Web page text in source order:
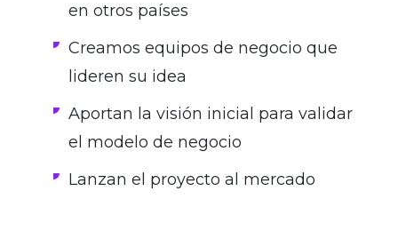
en otros países
Creamos equipos de negocio que
lideren su idea
Aportan la visión inicial para validar
el modelo de negocio
Lanzan el proyecto al mercado